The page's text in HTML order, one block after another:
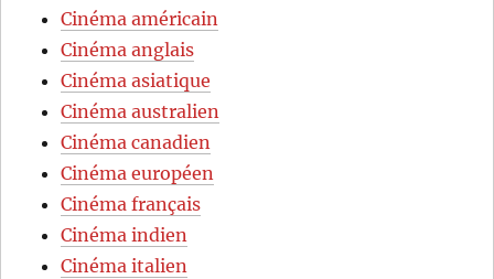
Cinéma américain
Cinéma anglais
Cinéma asiatique
Cinéma australien
Cinéma canadien
Cinéma européen
Cinéma français
Cinéma indien
Cinéma italien